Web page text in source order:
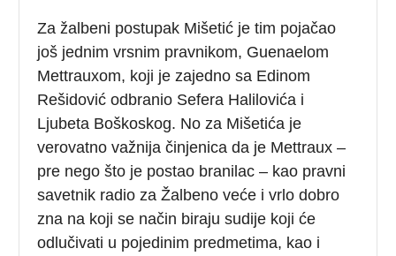
Za žalbeni postupak Mišetić je tim pojačao
još jednim vrsnim pravnikom, Guenaelom
Mettrauxom, koji je zajedno sa Edinom
Rešidović odbranio Sefera Halilovića i
Ljubeta Boškoskog. No za Mišetića je
verovatno važnija činjenica da je Mettraux –
pre nego što je postao branilac – kao pravni
savetnik radio za Žalbeno veće i vrlo dobro
zna na koji se način biraju sudije koji će
odlučivati u pojedinim predmetima, kao i